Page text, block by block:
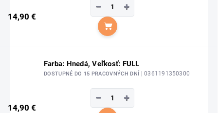
14,90 €
+
−
Do košíka
Farba: Hnedá, Veľkosť: FULL
DOSTUPNÉ DO 15 PRACOVNÝCH DNÍ | 0361191350300
14,90 €
+
−